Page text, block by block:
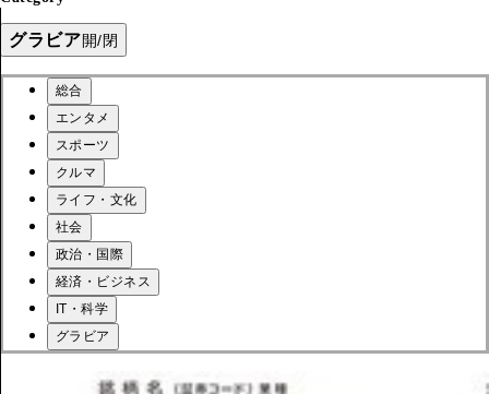
グラビア開/閉
総合
エンタメ
スポーツ
クルマ
ライフ・文化
社会
政治・国際
経済・ビジネス
IT・科学
グラビア